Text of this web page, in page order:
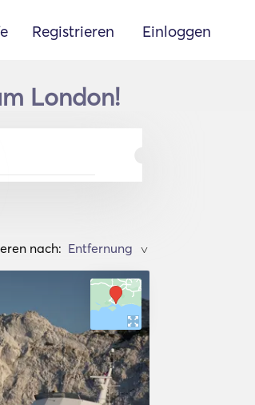
Registrieren Einloggen
London!
nach: >